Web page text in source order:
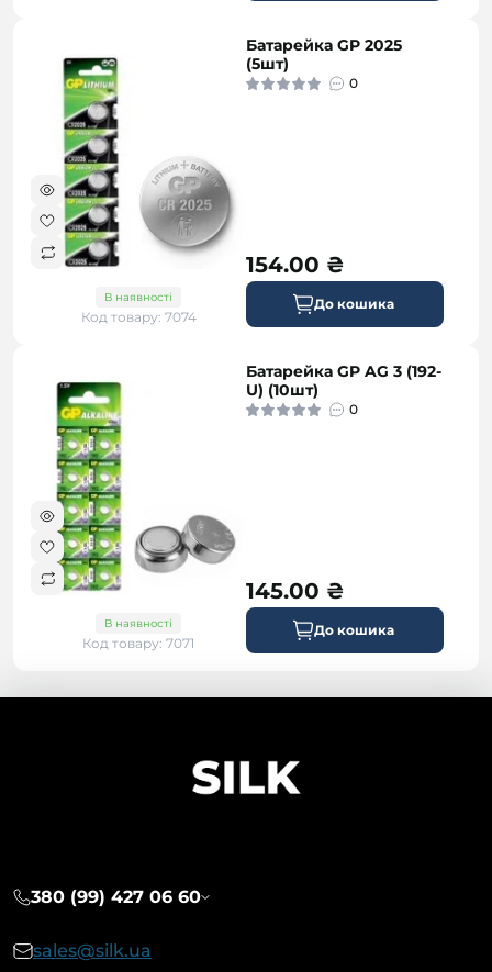
В наявності
Код товару: 7074
Батарейка GP 2025
(5шт)
0
154.00 ₴
До кошика
В наявності
Код товару: 7071
Батарейка GP AG 3 (192-
U) (10шт)
0
145.00 ₴
До кошика
380 (99) 427 06 60
sales@silk.ua